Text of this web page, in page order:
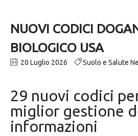
NUOVI CODICI
BIOLOGICO USA
20 Luglio 2026 Suolo e Salute
29 nuovi codici
miglior gestione
informazioni